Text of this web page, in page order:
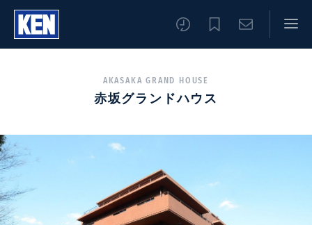
AKASAKA GRAND HOUSE
赤坂グランドハウス